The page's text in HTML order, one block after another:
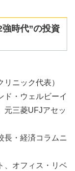
時代”の投資
ニック代表）
ド・ウェルビーイ
元三菱UFJアセッ
長・経済コラムニ
、オフィス・リベ